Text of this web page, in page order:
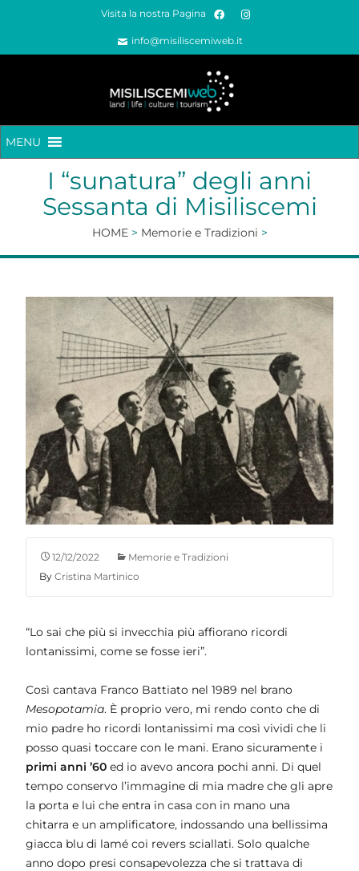
Visita la nostra Pagina
info@misiliscemiweb.it
MENU
I “sunatura” degli anni
Sessanta di Misiliscemi
HOME> Memorie e Tradizioni >
12/12/2022
Memorie e Tradizioni
By Cristina Martinico
“Lo sai che più si invecchia più affiorano ricordi
lontanissimi, come se fosse ieri”.
Così cantava Franco Battiato nel 1989 nel brano
Mesopotamia. È proprio vero, mi rendo conto che di
mio padre ho ricordi lontanissimi ma così vividi che li
posso quasi toccare con le mani. Erano sicuramente i
primi anni ’60 ed io avevo ancora pochi anni. Di quel
tempo conservo l’immagine di mia madre che gli apre
la porta e lui che entra in casa con in mano una
chitarra e un amplificatore, indossando una bellissima
giacca blu di lamé coi revers sciallati. Solo qualche
anno dopo presi consapevolezza che si trattava di